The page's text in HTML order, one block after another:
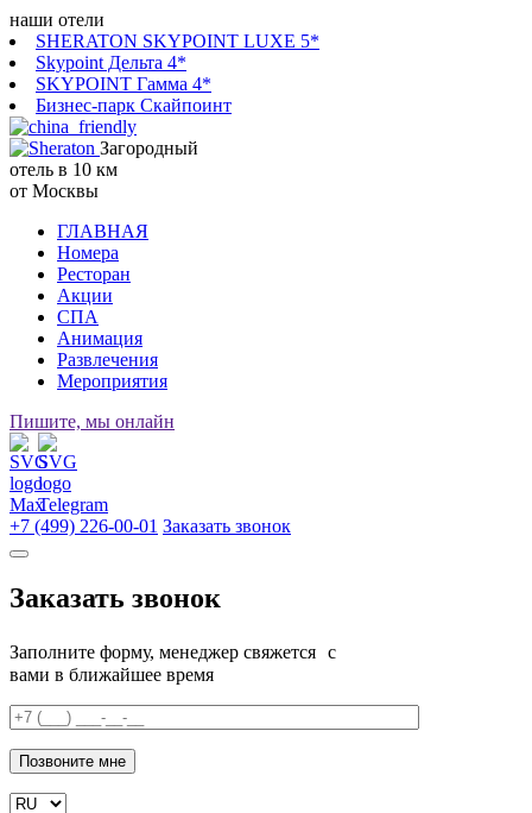
наши отели
SHERATON SKYPOINT LUXE 5*
Skypoint Дельта 4*
SKYPOINT Гамма 4*
Бизнес-парк Скайпоинт
Загородный
отель в 10 км
от Москвы
ГЛАВНАЯ
Номера
Ресторан
Акции
СПА
Анимация
Развлечения
Мероприятия
Пишите, мы онлайн
+7 (499) 226-00-01 Заказать звонок
Заказать звонок
Заполните форму, менеджер свяжется с
вами в ближайшее время